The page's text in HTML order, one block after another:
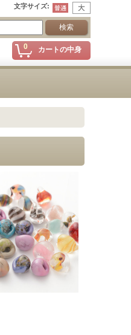
文字サイズ:
0 カートの中身